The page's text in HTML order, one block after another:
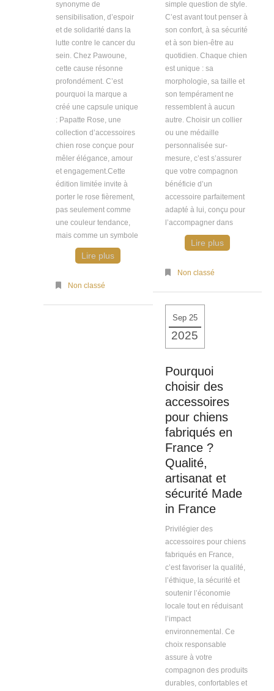
synonyme de
sensibilisation, d’espoir
et de solidarité dans la
lutte contre le cancer du
sein. Chez Pawoune,
cette cause résonne
profondément. C’est
pourquoi la marque a
créé une capsule unique
: Papatte Rose, une
collection d’accessoires
chien rose conçue pour
mêler élégance, amour
et engagement.Cette
édition limitée invite à
porter le rose fièrement,
pas seulement comme
une couleur tendance,
mais comme un symbole
Lire plus
Non classé
simple question de style.
C’est avant tout penser à
son confort, à sa sécurité
et à son bien-être au
quotidien. Chaque chien
est unique : sa
morphologie, sa taille et
son tempérament ne
ressemblent à aucun
autre. Choisir un collier
ou une médaille
personnalisée sur-
mesure, c’est s’assurer
que votre compagnon
bénéficie d’un
accessoire parfaitement
adapté à lui, conçu pour
l’accompagner dans
Lire plus
Non classé
Sep 25
2025
Pourquoi
choisir des
accessoires
pour chiens
fabriqués en
France ?
Qualité,
artisanat et
sécurité Made
in France
Privilégier des
accessoires pour chiens
fabriqués en France,
c’est favoriser la qualité,
l’éthique, la sécurité et
soutenir l’économie
locale tout en réduisant
l’impact
environnemental. Ce
choix responsable
assure à votre
compagnon des produits
durables, confortables et